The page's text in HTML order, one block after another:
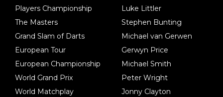
Players Championship
The Masters
Grand Slam of Darts
European Tour
European Championship
World Grand Prix
World Matchplay
Luke Littler
Stephen Bunting
Michael van Gerwen
Gerwyn Price
Michael Smith
Peter Wright
Jonny Clayton